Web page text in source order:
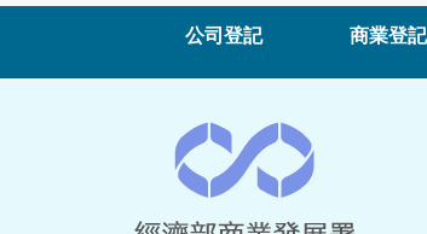
公司登記 商業登記